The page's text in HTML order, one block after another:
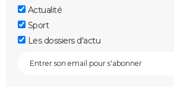
Actualité
Sport
Les dossiers d'actu